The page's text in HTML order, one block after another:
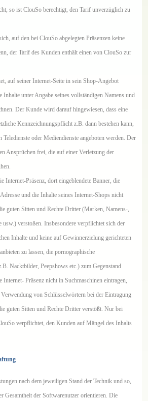
so ist ClouSo berechtigt, den Tarif unverzüglich zu
auf den bei ClouSo abgelegten Präsenzen keine
der Tarif des Kunden enthält einen von ClouSo zur
auf seiner Internet-Seite in sein Shop-Angebot
Inhalte unter Angabe seines vollständigen Namens und
Der Kunde wird darauf hingewiesen, dass eine
Kennzeichnungspflicht z.B. dann bestehen kann,
Teledienste oder Mediendienste angeboten werden. Der
Ansprüchen frei, die auf einer Verletzung der
Internet-Präsenz, dort eingeblendete Banner, die
und die Inhalte seines Internet-Shops nicht
guten Sitten und Rechte Dritter (Marken, Namens-,
usw.) verstoßen. Insbesondere verpflichtet sich der
Inhalte und keine auf Gewinnerzielung gerichteten
zu lassen, die pornographische
Nacktbilder, Peepshows etc.) zum Gegenstand
Internet- Präsenz nicht in Suchmaschinen eintragen,
von Schlüsselwörtern bei der Eintragung
guten Sitten und Rechte Dritter verstößt. Nur bei
verpflichtet, den Kunden auf Mängel des Inhalts
nach dem jeweiligen Stand der Technik und so,
Gesamtheit der Softwarenutzer orientieren. Die